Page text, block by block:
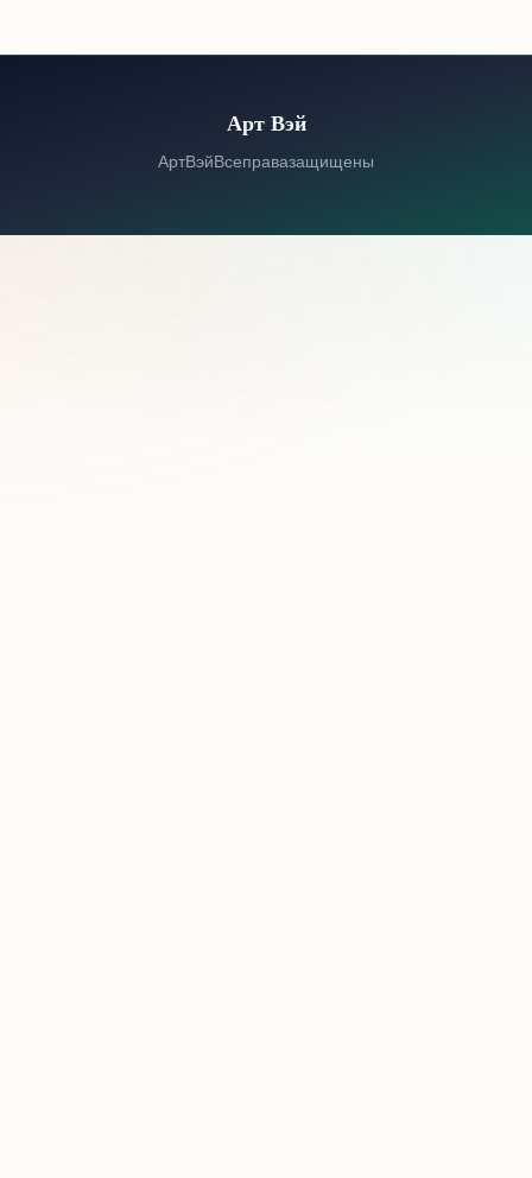
Арт Вэй
© 2026 Арт Вэй. Все права защищены.